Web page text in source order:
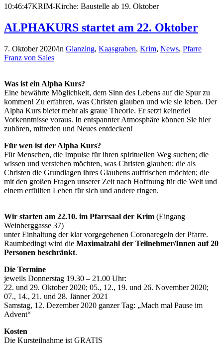
10:46:47KRIM-Kirche: Baustelle ab 19. Oktober
ALPHAKURS startet am 22. Oktober
7. Oktober 2020/in Glanzing, Kaasgraben, Krim, News, Pfarre
Franz von Sales
Was ist ein Alpha Kurs?
Eine bewährte Möglichkeit, dem Sinn des Lebens auf die Spur zu
kommen! Zu erfahren, was Christen glauben und wie sie leben. Der
Alpha Kurs bietet mehr als graue Theorie. Er setzt keinerlei
Vorkenntnisse voraus. In entspannter Atmosphäre können Sie hier
zuhören, mitreden und Neues entdecken!
Für wen ist der Alpha Kurs?
Für Menschen, die Impulse für ihren spirituellen Weg suchen; die
wissen und verstehen möchten, was Christen glauben; die als
Christen die Grundlagen ihres Glaubens auffrischen möchten; die
mit den großen Fragen unserer Zeit nach Hoffnung für die Welt und
einem erfüllten Leben für sich und andere ringen.
Wir starten am 22.10. im Pfarrsaal der Krim (Eingang
Weinberggasse 37)
unter Einhaltung der klar vorgegebenen Coronaregeln der Pfarre.
Raumbedingt wird die Maximalzahl der Teilnehmer/Innen auf 20
Personen beschränkt.
Die Termine
jeweils Donnerstag 19.30 – 21.00 Uhr:
22. und 29. Oktober 2020; 05., 12., 19. und 26. November 2020;
07., 14., 21. und 28. Jänner 2021
Samstag, 12. Dezember 2020 ganzer Tag: „Mach mal Pause im
Advent“
Kosten
Die Kursteilnahme ist GRATIS